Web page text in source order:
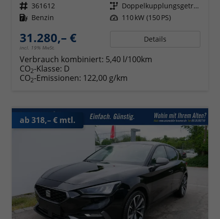
Fahrzeugnr. 361612 Getriebe
Doppelkupplungsgetriebe (DSG)
Kraftstoff Benzin Leistung 110 kW (150 PS)
31.280,– €
incl. 19% MwSt.
Details
Verbrauch kombiniert: 5,40 l/100km
CO2-Klasse: D
CO2-Emissionen: 122,00 g/km
ab 318,– € mtl.